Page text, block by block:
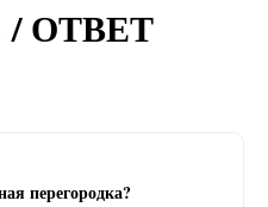
ОТВЕТ
перегородка?